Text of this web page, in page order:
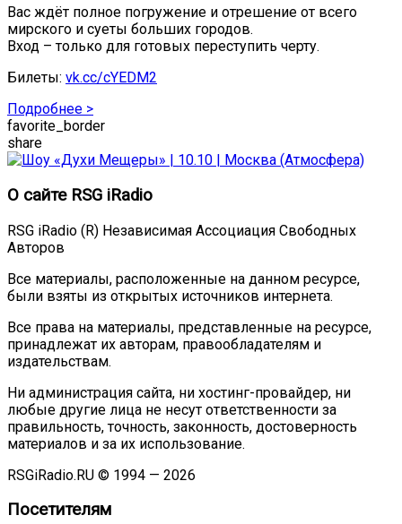
Вас ждёт полное погружение и отрешение от всего
мирского и суеты больших городов.
Вход – только для готовых переступить черту.
Билеты: vk.cc/cYEDM2
Подробнее >
favorite_border
share
О сайте RSG iRadio
RSG iRadio (R) Независимая Ассоциация Свободных
Авторов
Все материалы, расположенные на данном ресурсе,
были взяты из открытых источников интернета.
Все права на материалы, представленные на ресурсе,
принадлежат их авторам, правообладателям и
издательствам.
Ни администрация сайта, ни хостинг-провайдер, ни
любые другие лица не несут ответственности за
правильность, точность, законность, достоверность
материалов и за их использование.
RSGiRadio.RU © 1994 — 2026
Посетителям